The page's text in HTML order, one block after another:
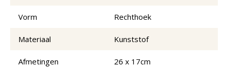
Vorm Rechthoek
Materiaal Kunststof
Afmetingen 26 x 17cm